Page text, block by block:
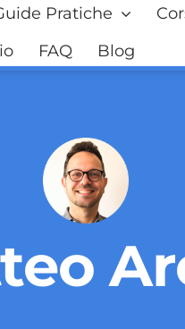
Pratiche
FAQ Blog